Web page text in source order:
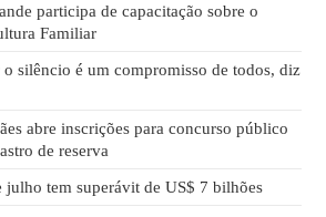
participa de capacitação sobre o
Familiar
silêncio é um compromisso de todos, diz
abre inscrições para concurso público
de reserva
julho tem superávit de US$ 7 bilhões